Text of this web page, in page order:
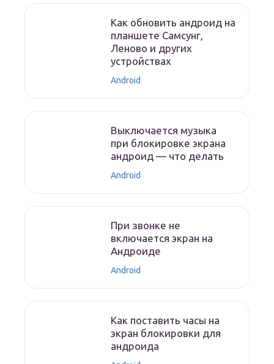
Как обновить андроид на
планшете Самсунг,
Леново и других
устройствах
Android
Выключается музыка
при блокировке экрана
андроид — что делать
Android
При звонке не
включается экран на
Андроиде
Android
Как поставить часы на
экран блокировки для
андроида